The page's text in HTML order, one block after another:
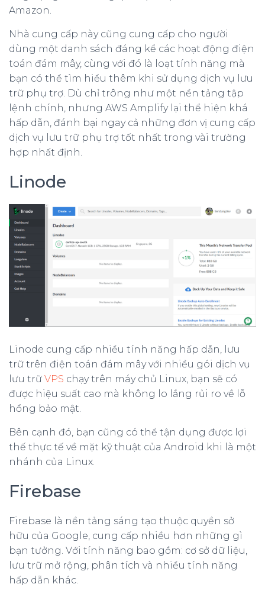
Amazon.
Nhà cung cấp này cũng cung cấp cho người
dùng một danh sách đáng kể các hoạt động điện
toán đám mây, cùng với đó là loạt tính năng mà
bạn có thể tìm hiểu thêm khi sử dụng dịch vụ lưu
trữ phụ trợ. Dù chỉ trông như một nền tảng tập
lệnh chính, nhưng AWS Amplify lại thể hiện khá
hấp dẫn, đánh bại ngay cả những đơn vị cung cấp
dịch vụ lưu trữ phụ trợ tốt nhất trong vài trường
hợp nhất định.
Linode
Linode cung cấp nhiều tính năng hấp dẫn, lưu
trữ trên điện toán đám mây với nhiều gói dịch vụ
lưu trữ VPS chạy trên máy chủ Linux, bạn sẽ có
được hiệu suất cao mà không lo lắng rủi ro về lỗ
hổng bảo mật.
Bên cạnh đó, bạn cũng có thể tận dụng được lợi
thế thực tế về mặt kỹ thuật của Android khi là một
nhánh của Linux.
Firebase
Firebase là nền tảng sáng tạo thuộc quyền sở
hữu của Google, cung cấp nhiều hơn những gì
bạn tưởng. Với tính năng bao gồm: cơ sở dữ liệu,
lưu trữ mở rộng, phân tích và nhiều tính năng
hấp dẫn khác.